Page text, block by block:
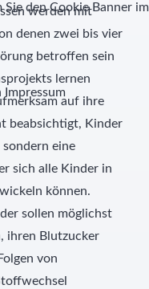
werden mit
denen zwei bis vier
betroffen sein
lernen
auf ihre
beabsichtigt, Kinder
sondern eine
sich alle Kinder in
können.
sollen möglichst
ihren Blutzucker
von
den Cookie Banner im
Impressum